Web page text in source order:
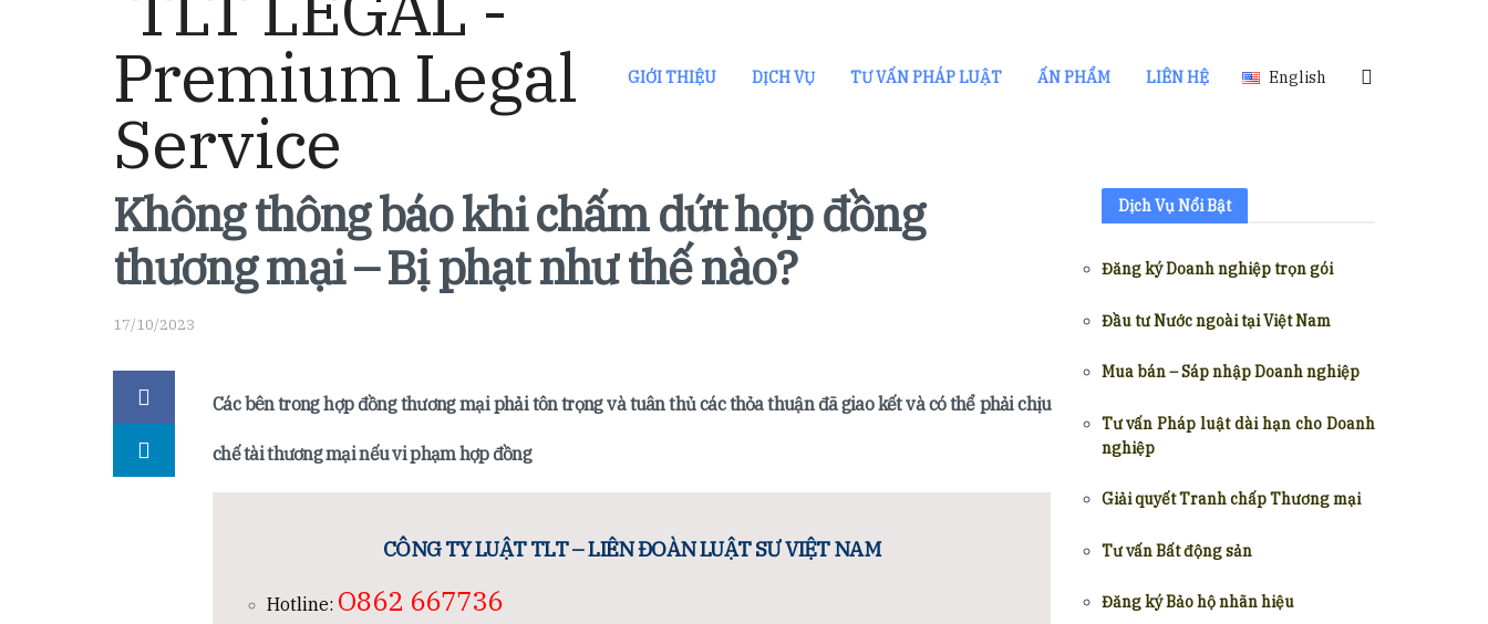
GIỚI THIỆU DỊCH VỤ TƯ VẤN PHÁP LUẬT ẤN PHẨM LIÊN HỆ English
Không thông báo khi chấm dứt hợp đồng
thương mại – Bị phạt như thế nào?
17/10/2023
Các bên trong hợp đồng thương mại phải tôn trọng và tuân thủ các thỏa thuận đã giao kết và có thể phải chịu
chế tài thương mại nếu vi phạm hợp đồng
CÔNG TY LUẬT TLT – LIÊN ĐOÀN LUẬT SƯ VIỆT NAM
Hotline: O862 667736
Dịch Vụ Nổi Bật
Đăng ký Doanh nghiệp trọn gói
Đầu tư Nước ngoài tại Việt Nam
Mua bán – Sáp nhập Doanh nghiệp
Tư vấn Pháp luật dài hạn cho Doanh
nghiệp
Giải quyết Tranh chấp Thương mại
Tư vấn Bất động sản
Đăng ký Bảo hộ nhãn hiệu